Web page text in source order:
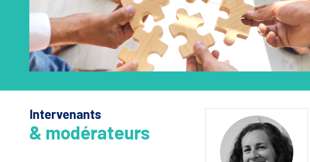
Intervenants
& modérateurs
LB